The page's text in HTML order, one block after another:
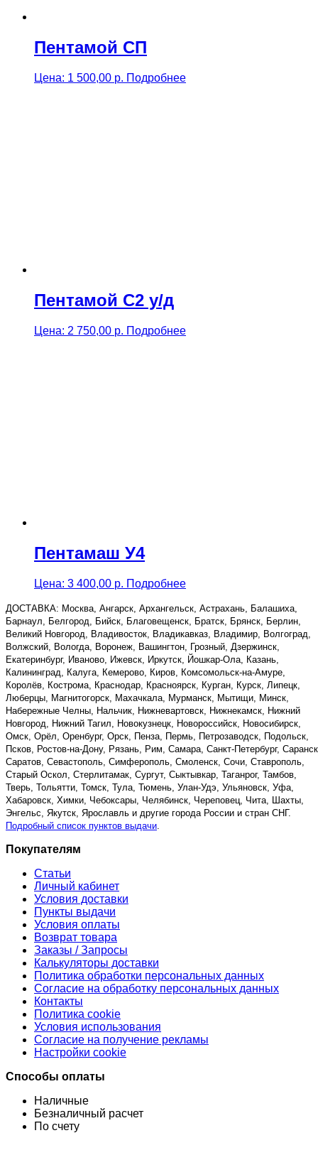
Пентамой СП
Цена: 1 500,00 р. Подробнее
Пентамой С2 у/д
Цена: 2 750,00 р. Подробнее
Пентамаш У4
Цена: 3 400,00 р. Подробнее
ДОСТАВКА: Москва, Ангарск, Архангельск, Астрахань, Балашиха,
Барнаул, Белгород, Бийск, Благовещенск, Братск, Брянск, Берлин,
Великий Новгород, Владивосток, Владикавказ, Владимир, Волгоград,
Волжский, Вологда, Воронеж, Вашингтон, Грозный, Дзержинск,
Екатеринбург, Иваново, Ижевск, Иркутск, Йошкар-Ола, Казань,
Калининград, Калуга, Кемерово, Киров, Комсомольск-на-Амуре,
Королёв, Кострома, Краснодар, Красноярск, Курган, Курск, Липецк,
Люберцы, Магнитогорск, Махачкала, Мурманск, Мытищи, Минск,
Набережные Челны, Нальчик, Нижневартовск, Нижнекамск, Нижний
Новгород, Нижний Тагил, Новокузнецк, Новороссийск, Новосибирск,
Омск, Орёл, Оренбург, Орск, Пенза, Пермь, Петрозаводск, Подольск,
Псков, Ростов-на-Дону, Рязань, Рим, Самара, Санкт-Петербург,
Саратов, Севастополь, Симферополь, Смоленск, Сочи, Ставрополь,
Старый Оскол, Стерлитамак, Сургут, Сыктывкар, Таганрог, Тамбов,
Тверь, Тольятти, Томск, Тула, Тюмень, Улан-Удэ, Ульяновск, Уфа,
Хабаровск, Химки, Чебоксары, Челябинск, Череповец, Чита, Шахты,
Энгельс, Якутск, Ярославль и другие города России и стран СНГ.
Подробный список пунктов выдачи
Покупателям
Статьи
Личный кабинет
Условия доставки
Пункты выдачи
Условия оплаты
Возврат товара
Заказы / Запросы
Калькуляторы доставки
Политика обработки персональных данных
Согласие на обработку персональных данных
Контакты
Политика cookie
Условия использования
Согласие на получение рекламы
Настройки cookie
Способы оплаты
Наличные
Безналичный расчет
По счету